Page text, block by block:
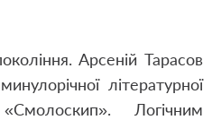
Арсеній Тарасов
літературної
Логічним